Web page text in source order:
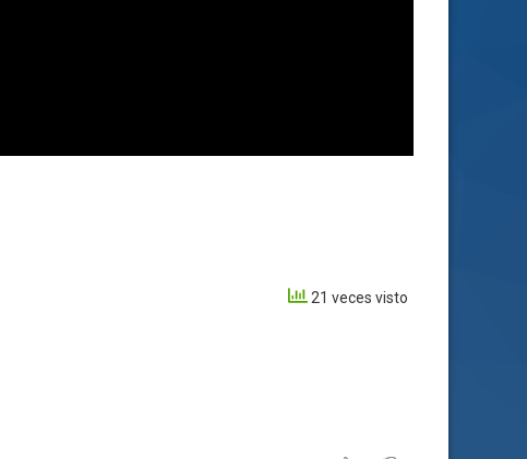
21 veces visto